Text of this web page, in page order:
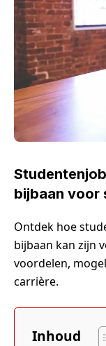
bijbaan voor
Ontdek hoe
bijbaan kan zijn
voordelen,
carrière.
Inhoud